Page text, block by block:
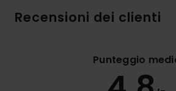
Recensioni dei clienti
Punteggio